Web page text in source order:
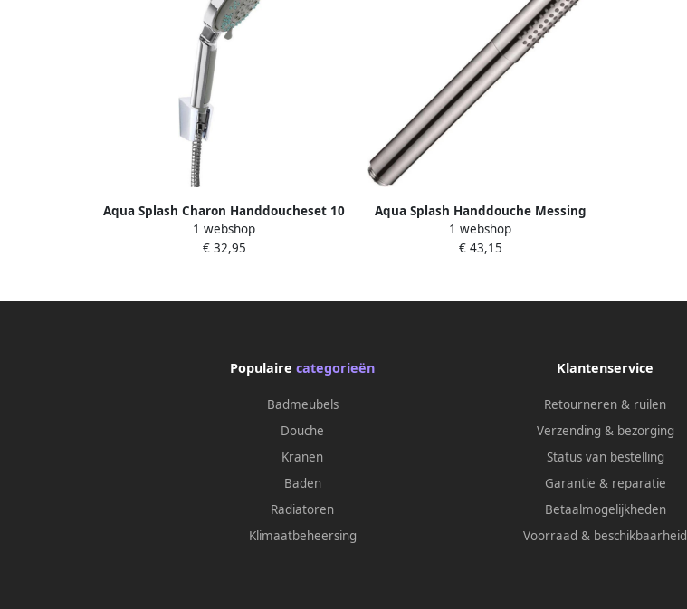
Aqua Splash Charon Handdoucheset 10
cm Met Slang En Opgangmateriaal
Chroom
1 webshop
€ 32,95
Aqua Splash Handdouche Messing
Verchroomd Rond 1 2 Standaard
1 webshop
€ 43,15
Populaire categorieën
Badmeubels
Douche
Kranen
Baden
Radiatoren
Klimaatbeheersing
Klantenservice
Retourneren & ruilen
Verzending & bezorging
Status van bestelling
Garantie & reparatie
Betaalmogelijkheden
Voorraad & beschikbaarheid